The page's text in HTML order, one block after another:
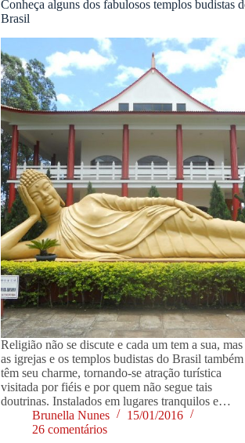
Conheça alguns dos fabulosos templos budistas
Brasil
Religião não se discute e cada um tem a sua, mas
as igrejas e os templos budistas do Brasil também
têm seu charme, tornando-se atração turística
visitada por fiéis e por quem não segue tais
doutrinas. Instalados em lugares tranquilos e…
Brunella Nunes
15/01/2016
26 comentários